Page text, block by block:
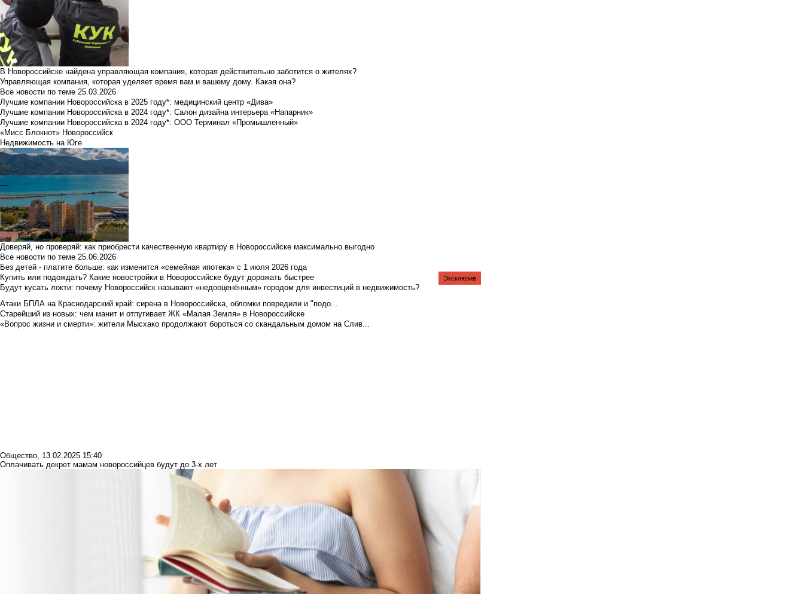
В Новороссийске найдена управляющая компания, которая действительно заботится о жителях?
Управляющая компания, которая уделяет время вам и вашему дому. Какая она?
Все новости по теме 25.03.2026
Лучшие компании Новороссийска в 2025 году*: медицинский центр «Дива»
Лучшие компании Новороссийска в 2024 году*: Салон дизайна интерьера «Напарник»
Лучшие компании Новороссийска в 2024 году*: ООО Терминал «Промышленный»
«Мисс Блокнот» Новороссийск
Недвижимость на Юге
Доверяй, но проверяй: как приобрести качественную квартиру в Новороссийске максимально выгодно
Все новости по теме 25.06.2026
Без детей - платите больше: как изменится «семейная ипотека» с 1 июля 2026 года
Купить или подождать? Какие новостройки в Новороссийске будут дорожать быстрее
Будут кусать локти: почему Новороссийск называют «недооценённым» городом для инвестиций в недвижимость?
Атаки БПЛА на Краснодарский край: сирена в Новороссийска, обломки повредили и "подо...
Старейший из новых: чем манит и отпугивает ЖК «Малая Земля» в Новороссийске
Эксклюзив
«Вопрос жизни и смерти»: жители Мысхако продолжают бороться со скандальным домом на Слив...
Общество, 13.02.2025 15:40
Оплачивать декрет мамам новороссийцев будут до 3-х лет